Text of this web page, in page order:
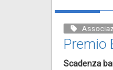
Premio
Scadenza